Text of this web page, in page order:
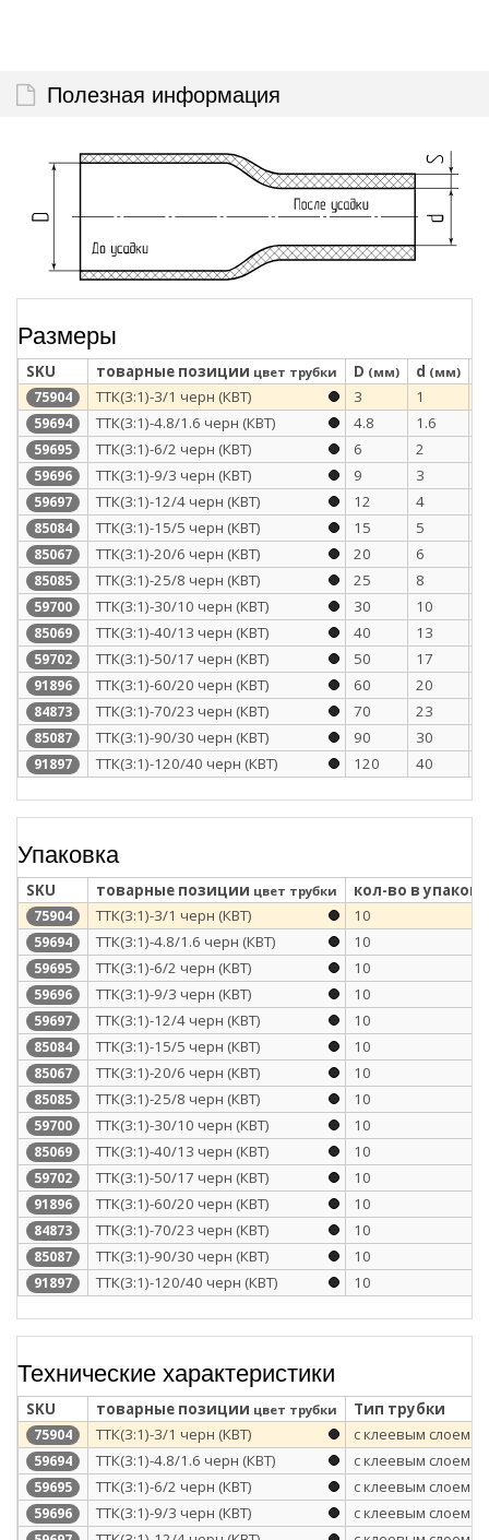
Полезная информация
Размеры
SKU товарные позиции цвет трубки D (мм) d (мм)
75904 ТТК(3:1)-3/1 черн (КВТ) 3 1
59694 ТТК(3:1)-4.8/1.6 черн (КВТ) 4.8 1.6
59695 ТТК(3:1)-6/2 черн (КВТ) 6 2
59696 ТТК(3:1)-9/3 черн (КВТ) 9 3
59697 ТТК(3:1)-12/4 черн (КВТ) 12 4
85084 ТТК(3:1)-15/5 черн (КВТ) 15 5
85067 ТТК(3:1)-20/6 черн (КВТ) 20 6
85085 ТТК(3:1)-25/8 черн (КВТ) 25 8
59700 ТТК(3:1)-30/10 черн (КВТ) 30 10
85069 ТТК(3:1)-40/13 черн (КВТ) 40 13
59702 ТТК(3:1)-50/17 черн (КВТ) 50 17
91896 ТТК(3:1)-60/20 черн (КВТ) 60 20
84873 ТТК(3:1)-70/23 черн (КВТ) 70 23
85087 ТТК(3:1)-90/30 черн (КВТ) 90 30
91897 ТТК(3:1)-120/40 черн (КВТ) 120 40
Упаковка
SKU товарные позиции цвет трубки кол-во в
75904 ТТК(3:1)-3/1 черн (КВТ) 10
59694 ТТК(3:1)-4.8/1.6 черн (КВТ) 10
59695 ТТК(3:1)-6/2 черн (КВТ) 10
59696 ТТК(3:1)-9/3 черн (КВТ) 10
59697 ТТК(3:1)-12/4 черн (КВТ) 10
85084 ТТК(3:1)-15/5 черн (КВТ) 10
85067 ТТК(3:1)-20/6 черн (КВТ) 10
85085 ТТК(3:1)-25/8 черн (КВТ) 10
59700 ТТК(3:1)-30/10 черн (КВТ) 10
85069 ТТК(3:1)-40/13 черн (КВТ) 10
59702 ТТК(3:1)-50/17 черн (КВТ) 10
91896 ТТК(3:1)-60/20 черн (КВТ) 10
84873 ТТК(3:1)-70/23 черн (КВТ) 10
85087 ТТК(3:1)-90/30 черн (КВТ) 10
91897 ТТК(3:1)-120/40 черн (КВТ) 10
Технические характеристики
SKU товарные позиции цвет трубки Тип трубки
75904 ТТК(3:1)-3/1 черн (КВТ) с клеевым слоем
59694 ТТК(3:1)-4.8/1.6 черн (КВТ) с клеевым слоем
59695 ТТК(3:1)-6/2 черн (КВТ) с клеевым слоем
59696 ТТК(3:1)-9/3 черн (КВТ) с клеевым слоем